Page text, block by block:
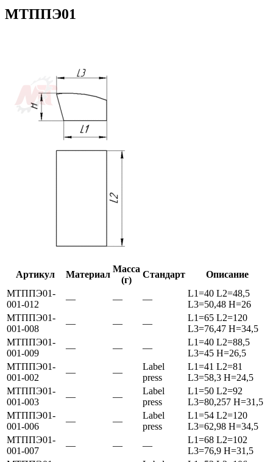
МТППЭ01
Артикул Материал
Масса
(г)
Стандарт
Описание
МТППЭ01-
001-012
— — —
L1=40 L2=48,5
L3=50,48 H=26
МТППЭ01-
001-008
— — —
L1=65 L2=120
L3=76,47 H=34,5
МТППЭ01-
001-009
— — —
L1=40 L2=88,5
L3=45 H=26,5
МТППЭ01-
001-002
— —
Label
press
L1=41 L2=81
L3=58,3 H=24,5
МТППЭ01-
001-003
— —
Label
press
L1=50 L2=92
L3=80,257 H=31,5
МТППЭ01-
001-006
— —
Label
press
L1=54 L2=120
L3=62,98 H=34,5
МТППЭ01-
001-007
— — —
L1=68 L2=102
L3=76,9 H=31,5